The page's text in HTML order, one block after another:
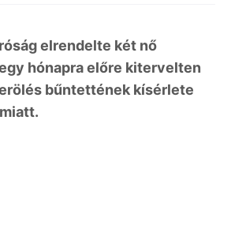
elrendelte két nő
hónapra előre kitervelten
bűntettének kísérlete